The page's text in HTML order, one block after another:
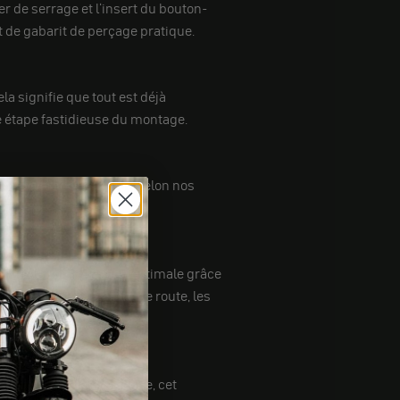
de serrage et l'insert du bouton-
gabarit de perçage pratique.
signifie que tout est déjà
fastidieuse du montage.
fabriqué selon nos
de commutation optimale grâce
le klaxon, les feux de route, les
bleu, blanc et jaune, cet